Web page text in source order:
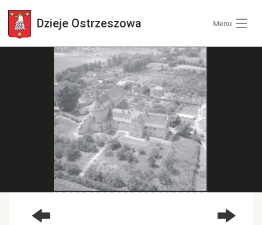
Dzieje Ostrzeszowa Menu
Wszystkie zdjęcia
Kategorie zdjęć
Zaloguj się
+ Dodaj zdjęcia